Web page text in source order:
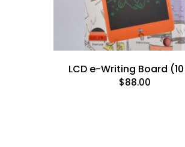
LCD e-Writing Board
$88.00